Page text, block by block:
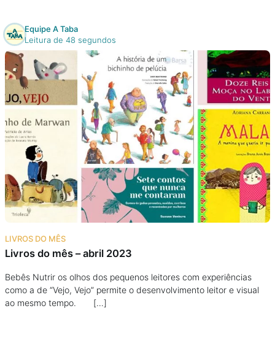
Cursos On line
E-Books
Eventos
Podcast
Assine
Taba na Escola
Equipe A Taba
Leitura de 48 segundos
LIVROS DO MÊS
Livros do mês – abril 2023
Bebês Nutrir os olhos dos pequenos leitores com experiências
como a de “Vejo, Vejo” permite o desenvolvimento leitor e visual
ao mesmo tempo. […]